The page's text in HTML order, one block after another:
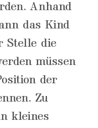
Anhand
das Kind
Stelle die
müssen
der
Zu
kleines